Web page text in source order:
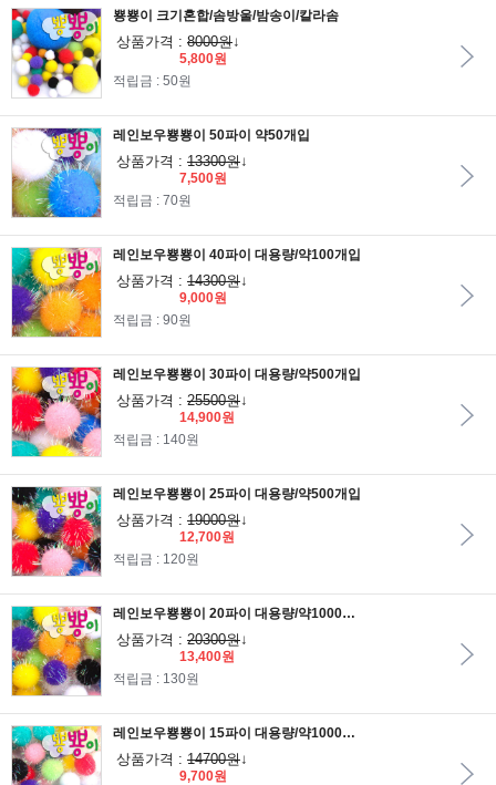
뿅뿅이 크기혼합/솜방울/밤송이/칼라솜
상품가격 : 8000원↓
5,800원
적립금 : 50원
레인보우뿅뿅이 50파이 약50개입
상품가격 : 13300원↓
7,500원
적립금 : 70원
레인보우뿅뿅이 40파이 대용량/약100개입
상품가격 : 14300원↓
9,000원
적립금 : 90원
레인보우뿅뿅이 30파이 대용량/약500개입
상품가격 : 25500원↓
14,900원
적립금 : 140원
레인보우뿅뿅이 25파이 대용량/약500개입
상품가격 : 19000원↓
12,700원
적립금 : 120원
레인보우뿅뿅이 20파이 대용량/약1000개입
상품가격 : 20300원↓
13,400원
적립금 : 130원
레인보우뿅뿅이 15파이 대용량/약1000개입
상품가격 : 14700원↓
9,700원